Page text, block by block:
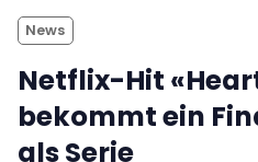
News
Netflix-Hit
bekommt ein
als Serie